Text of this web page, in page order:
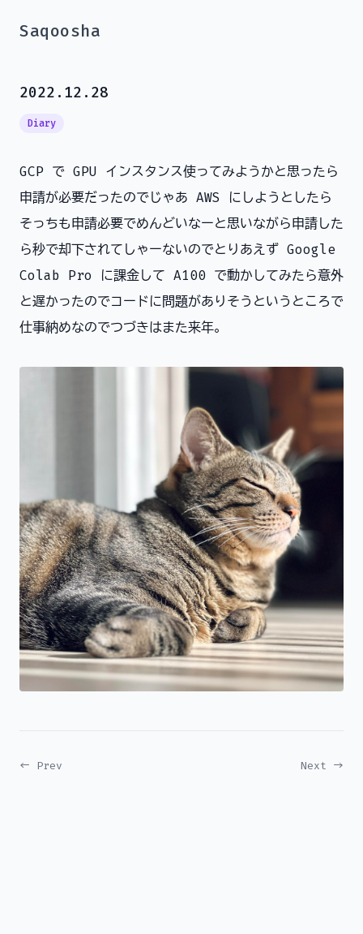
Saqoosha
2022.12.28
Diary
GCP で GPU インスタンス使ってみようかと思ったら
申請が必要だったのでじゃあ AWS にしようとしたら
そっちも申請必要でめんどいなーと思いながら申請した
ら秒で却下されてしゃーないのでとりあえず Google
Colab Pro に課金して A100 で動かしてみたら意外
と遅かったのでコードに問題がありそうというところで
仕事納めなのでつづきはまた来年。
← Prev Next →